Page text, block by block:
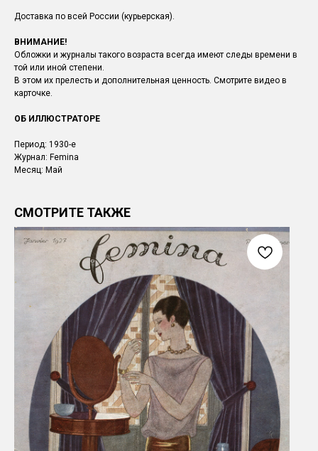
Доставка по всей России (курьерская).
ВНИМАНИЕ!
Обложки и журналы такого возраста всегда имеют следы времени в
той или иной степени.
В этом их прелесть и дополнительная ценность. Смотрите видео в
карточке.
ОБ ИЛЛЮСТРАТОРЕ
Период: 1930-е
Журнал: Femina
Месяц: Май
СМОТРИТЕ ТАКЖЕ